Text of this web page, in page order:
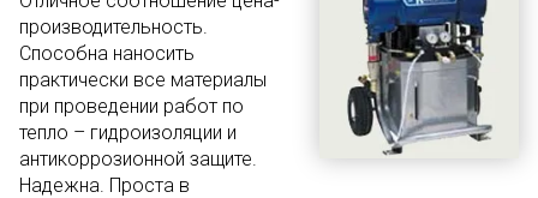
производительность.
Способна наносить
практически все материалы
при проведении работ по
тепло – гидроизоляции и
антикоррозионной защите.
Надежна. Проста в